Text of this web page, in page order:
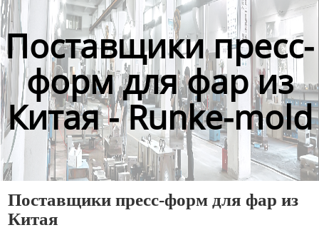
Контакты
Поставщики пресс-
форм для фар из
Китая - Runke-mold
Поставщики пресс-форм для фар из
Китая